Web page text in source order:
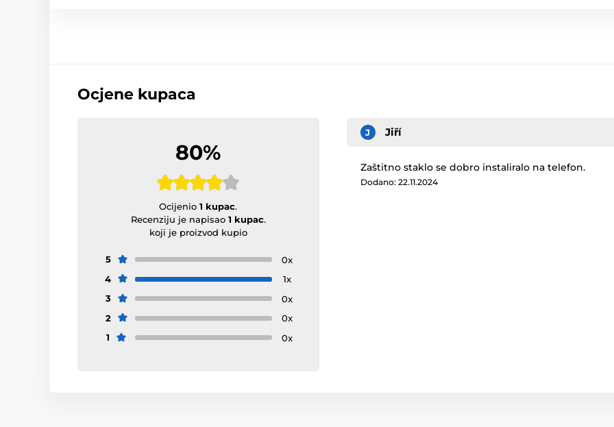
Ocjene kupaca
80%
Ocijenio1 kupac.
Recenziju je napisao 1 kupac.
koji je proizvod kupio
5
0x
4
1x
3
0x
2
0x
1
0x
J Jiří
Zaštitno staklo se dobro instaliralo na telefon.
Dodano: 22.11.2024